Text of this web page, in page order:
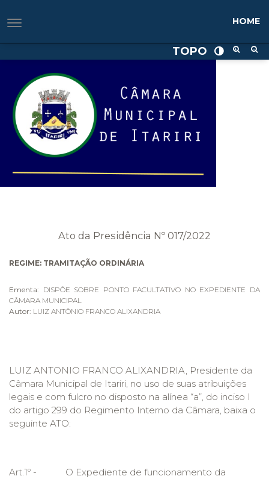
TOPO
HOME
Ato da Presidência Nº 017/2022
REGIME: TRAMITAÇÃO ORDINÁRIA
Ementa: DISPÕE SOBRE PONTO FACULTATIVO NO EXPEDIENTE DA
CÂMARA MUNICIPAL
Autor: LUIZ ANTÔNIO FRANCO ALIXANDRIA
LUIZ ANTONIO FRANCO ALIXANDRIA, Presidente da
Câmara Municipal de Itariri, no uso de suas atribuições
legais e com fulcro no disposto na alínea “a”, do inciso I
do artigo 299 do Regimento Interno da Câmara, baixa o
seguinte ATO:
Art.1º - O Expediente de funcionamento da